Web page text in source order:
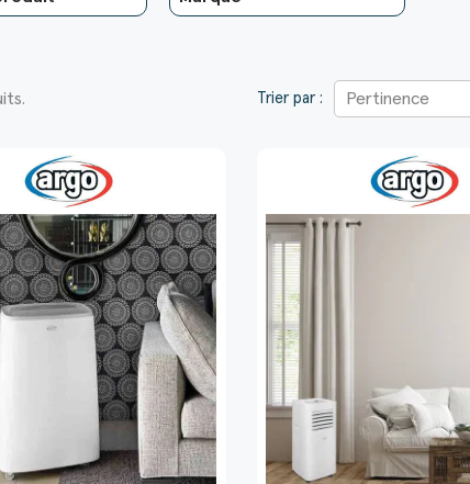
Trier par : Pertinence